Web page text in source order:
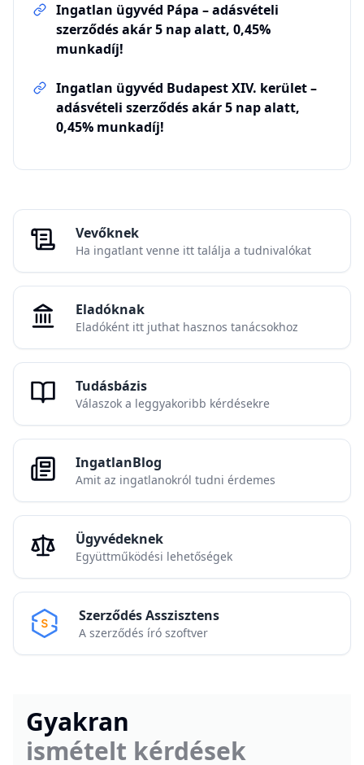
Ingatlan ügyvéd Pápa – adásvételi
szerződés akár 5 nap alatt, 0,45%
munkadíj!
Ingatlan ügyvéd Budapest XIV. kerület –
adásvételi szerződés akár 5 nap alatt,
0,45% munkadíj!
Vevőknek
Ha ingatlant venne itt találja a tudnivalókat
Eladóknak
Eladóként itt juthat hasznos tanácsokhoz
Tudásbázis
Válaszok a leggyakoribb kérdésekre
IngatlanBlog
Amit az ingatlanokról tudni érdemes
Ügyvédeknek
Együttműködési lehetőségek
Szerződés Asszisztens
A szerződés író szoftver
Gyakran
ismételt kérdések